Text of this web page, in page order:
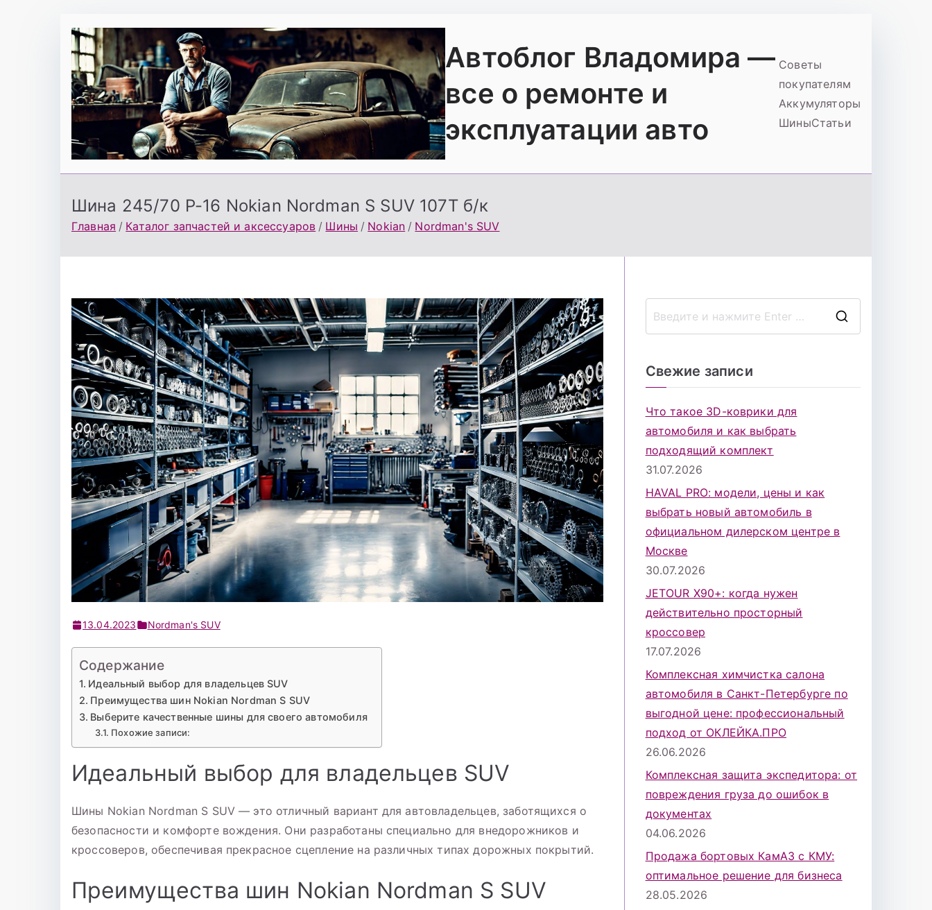
содержимому
Автоблог Владомира —
все о ремонте и
эксплуатации авто
Советы
покупателям
Аккумуляторы
ШиныСтатьи
Шина 245/70 Р-16 Nokian Nordman S SUV 107T б/к
Главная Каталог запчастей и аксессуаров Шины Nokian Nordman's SUV
13.04.2023 Nordman's SUV
Содержание
Идеальный выбор для владельцев SUV
Преимущества шин Nokian Nordman S SUV
Выберите качественные шины для своего автомобиля
Похожие записи:
Идеальный выбор для владельцев SUV
Шины Nokian Nordman S SUV — это отличный вариант для автовладельцев, заботящихся о
безопасности и комфорте вождения. Они разработаны специально для внедорожников и
кроссоверов, обеспечивая прекрасное сцепление на различных типах дорожных покрытий.
Преимущества шин Nokian Nordman S SUV
Свежие записи
Что такое 3D-коврики для
автомобиля и как выбрать
подходящий комплект
31.07.2026
HAVAL PRO: модели, цены и как
выбрать новый автомобиль в
официальном дилерском центре в
Москве
30.07.2026
JETOUR X90+: когда нужен
действительно просторный
кроссовер
17.07.2026
Комплексная химчистка салона
автомобиля в Санкт-Петербурге по
выгодной цене: профессиональный
подход от ОКЛЕЙКА.ПРО
26.06.2026
Комплексная защита экспедитора: от
повреждения груза до ошибок в
документах
04.06.2026
Продажа бортовых КамАЗ с КМУ:
оптимальное решение для бизнеса
28.05.2026